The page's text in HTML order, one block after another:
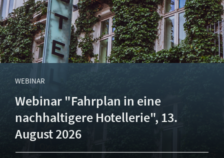
WEBINAR
Webinar "Fahrplan in eine
nachhaltigere Hotellerie", 13.
August 2026